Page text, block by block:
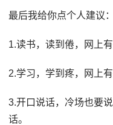
最后我给你点个人建议：
1.读书，读到倦，网上
2.学习，学到疼，网上
3.开口说话，冷场也要
话。